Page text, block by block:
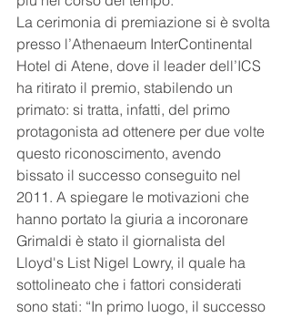
La cerimonia di premiazione si è svolta
presso l’Athenaeum InterContinental
Hotel di Atene, dove il leader dell’ICS
ha ritirato il premio, stabilendo un
primato: si tratta, infatti, del primo
protagonista ad ottenere per due volte
questo riconoscimento, avendo
bissato il successo conseguito nel
2011. A spiegare le motivazioni che
hanno portato la giuria a incoronare
Grimaldi è stato il giornalista del
Lloyd's List Nigel Lowry, il quale ha
sottolineato che i fattori considerati
sono stati: “In primo luogo, il successo